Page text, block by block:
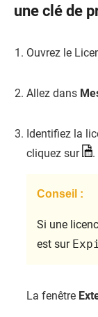
une clé de
Ouvrez le
Allez dans
Identifiez la
cliquez sur
.
Conseil :
Si une
est sur
La fenêtre